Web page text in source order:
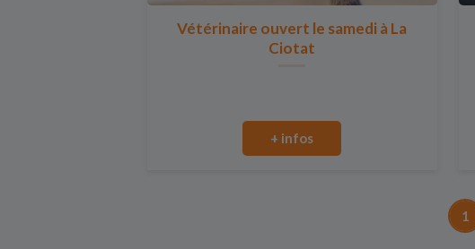
Vétérinaire ouvert le samedi à La
Ciotat
+ infos
1